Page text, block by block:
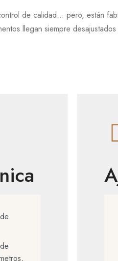
de calidad... pero, están
llegan siempre